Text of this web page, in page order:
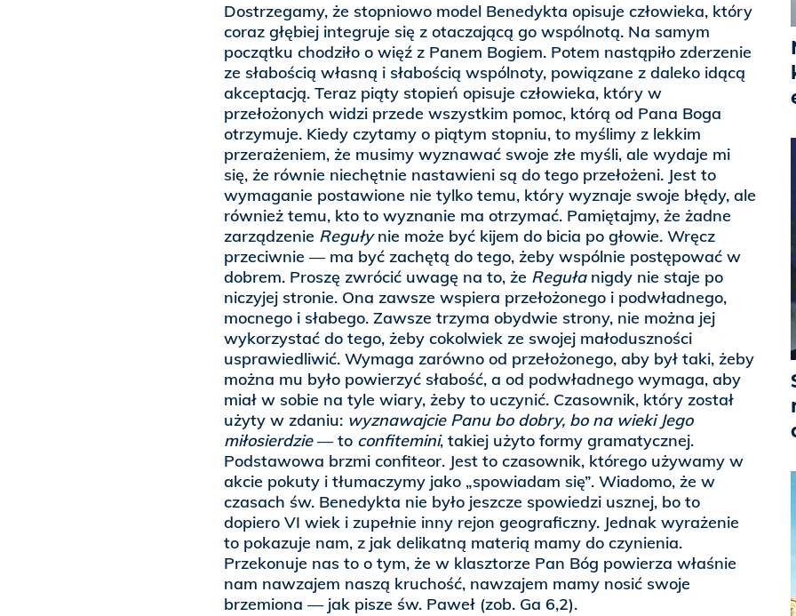
Dostrzegamy, że stopniowo model Benedykta opisuje człowieka, który
coraz głębiej integruje się z otaczającą go wspólnotą. Na samym
początku chodziło o więź z Panem Bogiem. Potem nastąpiło zderzenie
ze słabością własną i słabością wspólnoty, powiązane z daleko idącą
akceptacją. Teraz piąty stopień opisuje człowieka, który w
przełożonych widzi przede wszystkim pomoc, którą od Pana Boga
otrzymuje. Kiedy czytamy o piątym stopniu, to myślimy z lekkim
przerażeniem, że musimy wyznawać swoje złe myśli, ale wydaje mi
się, że równie niechętnie nastawieni są do tego przełożeni. Jest to
wymaganie postawione nie tylko temu, który wyznaje swoje błędy, ale
również temu, kto to wyznanie ma otrzymać. Pamiętajmy, że żadne
zarządzenie Regułynie może być kijem do bicia po głowie. Wręcz
przeciwnie — ma być zachętą do tego, żeby wspólnie postępować w
dobrem. Proszę zwrócić uwagę na to, że Regułanigdy nie staje po
niczyjej stronie. Ona zawsze wspiera przełożonego i podwładnego,
mocnego i słabego. Zawsze trzyma obydwie strony, nie można jej
wykorzystać do tego, żeby cokolwiek ze swojej małoduszności
usprawiedliwić. Wymaga zarówno od przełożonego, aby był taki, żeby
można mu było powierzyć słabość, a od podwładnego wymaga, aby
miał w sobie na tyle wiary, żeby to uczynić. Czasownik, który został
użyty w zdaniu: wyznawajcie Panu bo dobry, bo na wieki Jego
miłosierdzie— to confitemini, takiej użyto formy gramatycznej.
Podstawowa brzmi confiteor. Jest to czasownik, którego używamy w
akcie pokuty i tłumaczymy jako „spowiadam się”. Wiadomo, że w
czasach św. Benedykta nie było jeszcze spowiedzi usznej, bo to
dopiero VI wiek i zupełnie inny rejon geograficzny. Jednak wyrażenie
to pokazuje nam, z jak delikatną materią mamy do czynienia.
Przekonuje nas to o tym, że w klasztorze Pan Bóg powierza właśnie
nam nawzajem naszą kruchość, nawzajem mamy nosić swoje
brzemiona — jak pisze św. Paweł (zob. Ga 6,2).